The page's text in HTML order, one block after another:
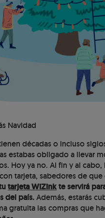
Navidad
décadas o incluso
estabas obligado a llevar
Hoy ya no. Al fin y al
tarjeta, sabedores de
tarjeta WiZinkte servirá
del país.Además, estarás
gratuita las compras que